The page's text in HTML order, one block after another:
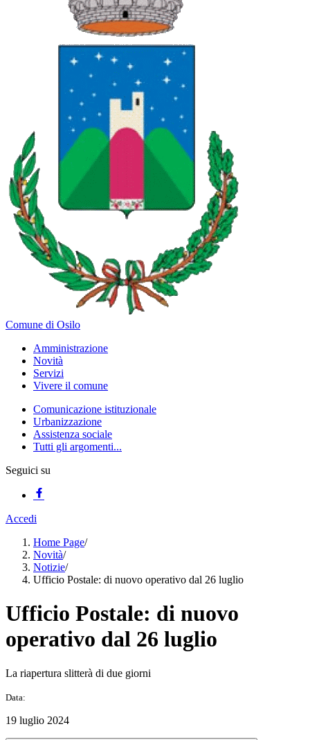
Comune di Osilo
Amministrazione
Novità
Servizi
Vivere il comune
Comunicazione istituzionale
Urbanizzazione
Assistenza sociale
Tutti gli argomenti...
Seguici su
Accedi
Home Page/
Novità/
Notizie/
Ufficio Postale: di nuovo operativo dal 26 luglio
Ufficio Postale: di nuovo
operativo dal 26 luglio
La riapertura slitterà di due giorni
Data:
19 luglio 2024